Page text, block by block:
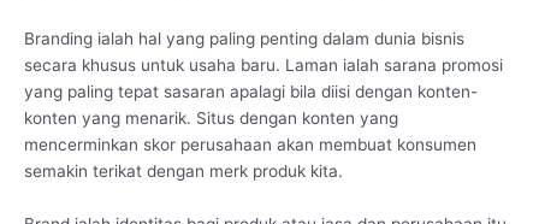
Branding ialah hal yang paling penting dalam dunia bisnis
secara khusus untuk usaha baru. Laman ialah sarana promosi
yang paling tepat sasaran apalagi bila diisi dengan konten-
konten yang menarik. Situs dengan konten yang
mencerminkan skor perusahaan akan membuat konsumen
semakin terikat dengan merk produk kita.